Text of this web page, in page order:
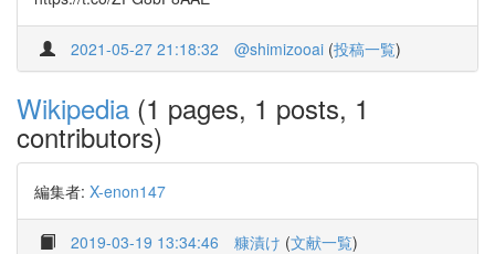
2021-05-27 21:18:32 @shimizooai (投稿一覧)
Wikipedia (1 pages, 1 posts, 1
contributors)
編集者: X-enon147
2019-03-19 13:34:46 糠漬け (文献一覧)